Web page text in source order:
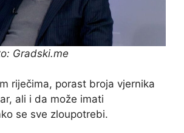
Gradski.me
riječima, porast broja vjernika
ali i da može imati
se sve zloupotrebi.